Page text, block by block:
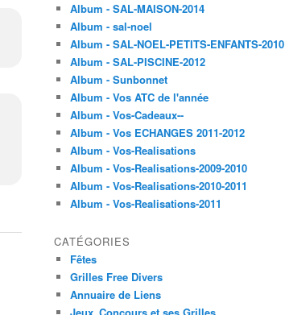
Album - SAL-MAISON-2014
Album - sal-noel
Album - SAL-NOEL-PETITS-ENFANTS-2010
Album - SAL-PISCINE-2012
Album - Sunbonnet
Album - Vos ATC de l'année
Album - Vos-Cadeaux--
Album - Vos ECHANGES 2011-2012
Album - Vos-Realisations
Album - Vos-Realisations-2009-2010
Album - Vos-Realisations-2010-2011
Album - Vos-Realisations-2011
CATÉGORIES
Fêtes
Grilles Free Divers
Annuaire de Liens